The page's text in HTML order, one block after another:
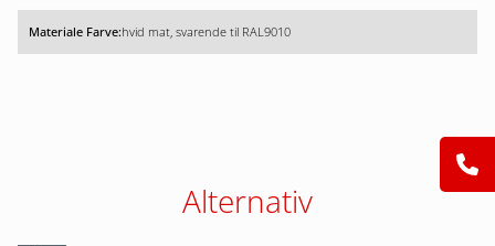
hvid mat, svarende til RAL9010
Alternativ